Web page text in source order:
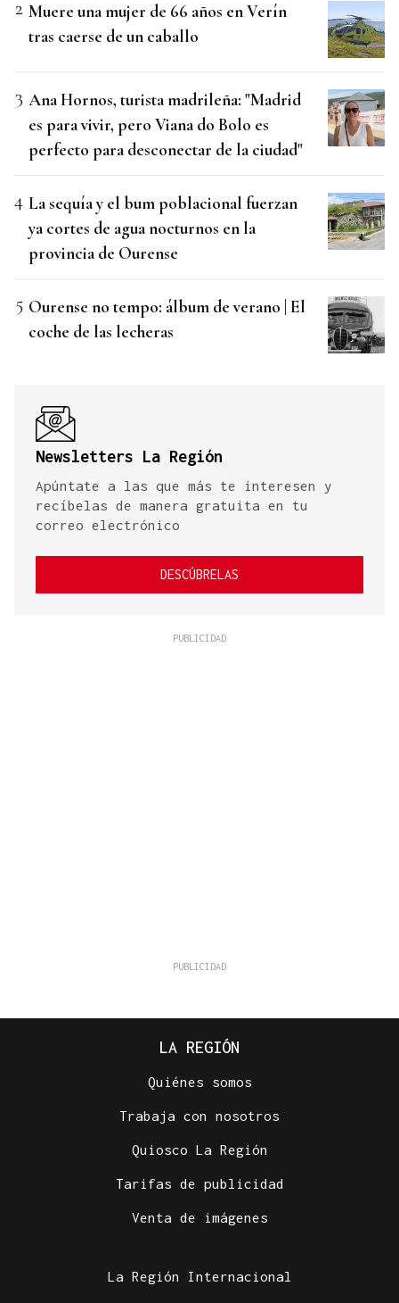
Muere una mujer de 66 años en Verín
tras caerse de un caballo
Ana Hornos, turista madrileña: "Madrid
es para vivir, pero Viana do Bolo es
perfecto para desconectar de la ciudad"
La sequía y el bum poblacional fuerzan
ya cortes de agua nocturnos en la
provincia de Ourense
Ourense no tempo: álbum de verano | El
coche de las lecheras
Newsletters La Región
Apúntate a las que más te interesen y
recíbelas de manera gratuita en tu
correo electrónico
DESCÚBRELAS
LA REGIÓN
Quiénes somos
Trabaja con nosotros
Quiosco La Región
Tarifas de publicidad
Venta de imágenes
La Región Internacional